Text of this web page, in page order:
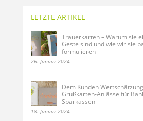
LETZTE ARTIKEL
Trauerkarten – Warum sie
Geste sind und wie wir sie
formulieren
26. Januar 2024
Dem Kunden
Grußkarten-Anlässe für
Sparkassen
18. Januar 2024